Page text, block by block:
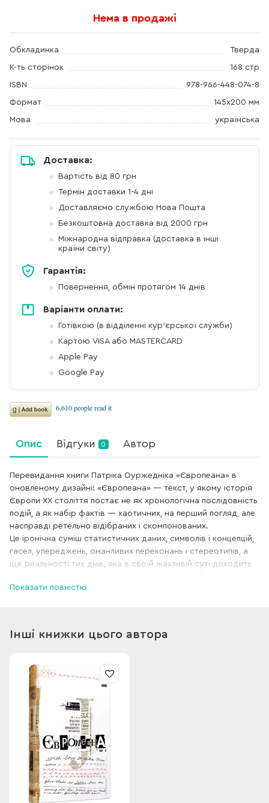
Нема в продажі
Обкладинка Тверда
К-ть сторінок 168 стр
ISBN 978-966-448-074-8
Формат 145х200 мм
Мова українська
Доставка:
Вартість від 80 грн
Термін доставки 1-4 дні
Доставляємо службою Нова Пошта
Безкоштовна доставка від 2000 грн
Міжнародна відправка (доставка в інші
країни світу)
Гарантія:
Повернення, обмін протягом 14 днів
Варіанти оплати:
Готівкою (в відділенні кур'єрської служби)
Картою VISA або MASTERCARD
Apple Pay
Google Pay
Опис Відгуки 0 Автор
Перевидання книги Патріка Оуржедніка «Європеана» в
оновленому дизайні! «Європеана» — текст, у якому історія
Європи XX століття постає не як хронологічна послідовність
подій, а як набір фактів — хаотичних, на перший погляд, але
насправді ретельно відібраних і скомпонованих.
Це іронічна суміш статистичних даних, символів і концепцій,
гасел, упереджень, оманливих переконань і стереотипів, а
ще реальності тих днів, яка в своїй жахливій суті доходить
контрацептиви, винахід бюстгальтера, світові війни, поява
свідомості Оуржедніка розриває знайомі траєкторії оповіді
та стискає 100 років ще свіжої історії у 150 сторінок.
графічні елементи і колажі якої підкреслюють хаотичність,
поламаність, збій в системі та усталеному порядку.
Показати повністю
Інші книжки цього автора